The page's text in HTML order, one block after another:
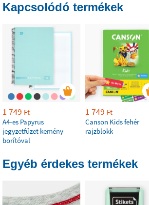
Kapcsolódó termékek
1 749 Ft
A4-es Papyrus
jegyzetfüzet kemény
borítóval
1 749 Ft
Canson Kids fehér
rajzblokk
Egyéb érdekes termékek